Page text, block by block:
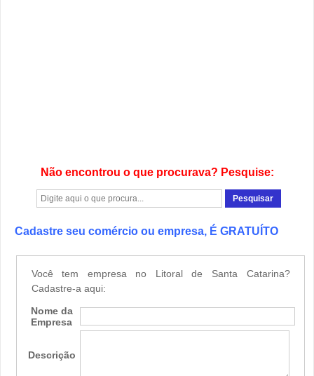
Não encontrou o que procurava? Pesquise:
Cadastre seu comércio ou empresa, É GRATUÍTO
Você tem empresa no Litoral de Santa Catarina?
Cadastre-a aqui:
Nome da
Empresa
Descrição